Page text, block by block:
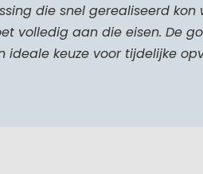
die snel gerealiseerd
volledig aan die eisen. De
keuze voor tijdelijke